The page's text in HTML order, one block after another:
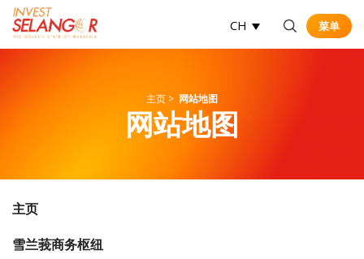
CH 菜单
菜单
主页 > 网站地图
网站地图
主页
雪兰莪商务枢纽